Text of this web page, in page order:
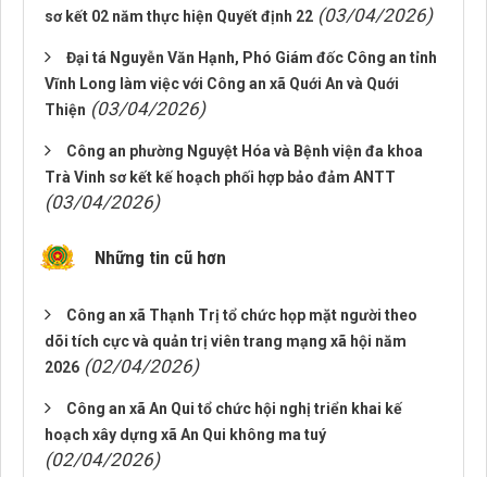
sơ kết 02 năm thực hiện Quyết định 22 (03/04/2026)
Đại tá Nguyễn Văn Hạnh, Phó Giám đốc Công an tỉnh
Vĩnh Long làm việc với Công an xã Quới An và Quới
Thiện (03/04/2026)
Công an phường Nguyệt Hóa và Bệnh viện đa khoa
Trà Vinh sơ kết kế hoạch phối hợp bảo đảm ANTT
(03/04/2026)
Những tin cũ hơn
Công an xã Thạnh Trị tổ chức họp mặt người theo
dõi tích cực và quản trị viên trang mạng xã hội năm
2026 (02/04/2026)
Công an xã An Qui tổ chức hội nghị triển khai kế
hoạch xây dựng xã An Qui không ma tuý
(02/04/2026)